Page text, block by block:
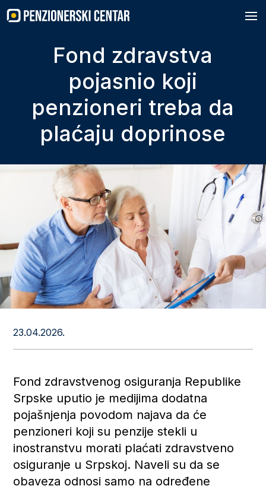
to
content
Fond zdravstva
pojasnio koji
penzioneri treba da
plaćaju doprinose
23.04.2026.
Fond zdravstvenog osiguranja Republike
Srpske uputio je medijima dodatna
pojašnjenja povodom najava da će
penzioneri koji su penzije stekli u
inostranstvu morati plaćati zdravstveno
osiguranje u Srpskoj. Naveli su da se
obaveza odnosi samo na određene